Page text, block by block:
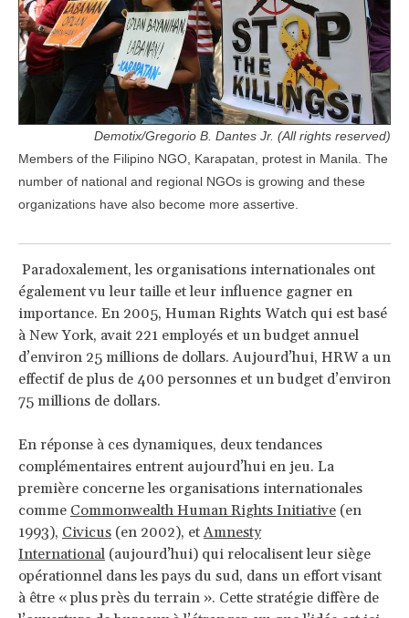
Demotix/Gregorio B. Dantes Jr. (All rights reserved)
Members of the Filipino NGO, Karapatan, protest in Manila. The
number of national and regional NGOs is growing and these
organizations have also become more assertive.
Paradoxalement, les organisations internationales ont
également vu leur taille et leur influence gagner en
importance. En 2005, Human Rights Watch qui est basé
à New York, avait 221 employés et un budget annuel
d’environ 25 millions de dollars. Aujourd’hui, HRW a un
effectif de plus de 400 personnes et un budget d’environ
75 millions de dollars.
En réponse à ces dynamiques, deux tendances
complémentaires entrent aujourd’hui en jeu. La
première concerne les organisations internationales
comme Commonwealth Human Rights Initiative (en
1993), Civicus (en 2002), etAmnesty
International (aujourd’hui) qui relocalisent leur siège
opérationnel dans les pays du sud, dans un effort visant
à être « plus près du terrain ». Cette stratégie diffère de